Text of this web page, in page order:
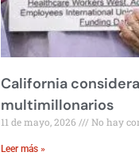
California
multimillonarios
11 de mayo, 2026 No hay
Leer más »